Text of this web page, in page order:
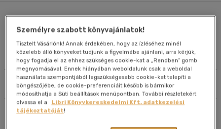
Keresztes Zoltán
Művei
Szűrés Rendezés
Eladott darabszám szerint csökkenő
Eladott darabszám szerint növekvő
Cím szerint A-Z
Szerző szerint A-Z
Megjelenítés
20 db / oldal
Személyre szabott könyvajánlatok!
Tisztelt Vásárlónk! Annak érdekében, hogy az ízléséhez minél
közelebb álló könyveket tudjunk a figyelmébe ajánlani, arra kérjük,
hogy fogadja el az ehhez szükséges cookie-kat a „Rendben” gomb
megnyomásával. Ennek hiányában weboldalunk csak a weboldal
használata szempontjából legszükségesebb cookie-kat telepíti a
böngészőjébe, de cookie-preferenciáit később is bármikor
módosíthatja a Süti beállítások menüpontban. További részletekért
olvassa el a
Libri Könyvkereskedelmi Kft. adatkezelési
tájékoztatóját!